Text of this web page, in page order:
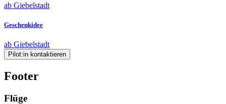
ab Giebelstadt
Geschenkidee
ab Giebelstadt
Pilot:in kontaktieren
Footer
Flüge